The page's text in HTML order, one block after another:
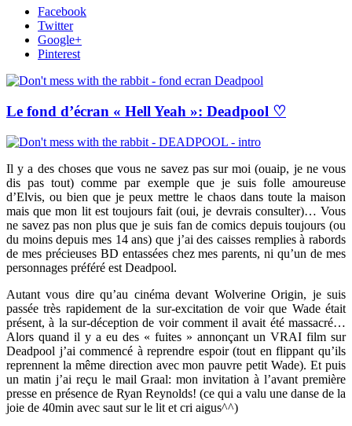
Facebook
Twitter
Google+
Pinterest
Le fond d’écran « Hell Yeah »: Deadpool ♡
Il y a des choses que vous ne savez pas sur moi (ouaip, je ne vous
dis pas tout) comme par exemple que je suis folle amoureuse
d’Elvis, ou bien que je peux mettre le chaos dans toute la maison
mais que mon lit est toujours fait (oui, je devrais consulter)… Vous
ne savez pas non plus que je suis fan de comics depuis toujours (ou
du moins depuis mes 14 ans) que j’ai des caisses remplies à rabords
de mes précieuses BD entassées chez mes parents, ni qu’un de mes
personnages préféré est Deadpool.
Autant vous dire qu’au cinéma devant Wolverine Origin, je suis
passée très rapidement de la sur-excitation de voir que Wade était
présent, à la sur-déception de voir comment il avait été massacré…
Alors quand il y a eu des « fuites » annonçant un VRAI film sur
Deadpool j’ai commencé à reprendre espoir (tout en flippant qu’ils
reprennent la même direction avec mon pauvre petit Wade). Et puis
un matin j’ai reçu le mail Graal: mon invitation à l’avant première
presse en présence de Ryan Reynolds! (ce qui a valu une danse de la
joie de 40min avec saut sur le lit et cri aigus^^)